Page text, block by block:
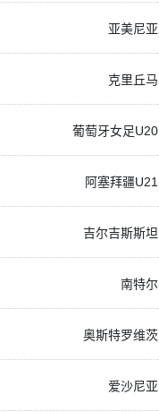
亚美尼亚
克里丘马
葡萄牙女足U20
阿塞拜疆U21
吉尔吉斯斯坦
南特尔
奥斯特罗维茨
爱沙尼亚